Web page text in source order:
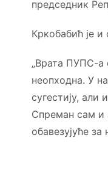
председник
Кркобабић је и
„Врата ПУПС-а
неопходна. У
сугестију,
Спреман сам и
обавезујуће